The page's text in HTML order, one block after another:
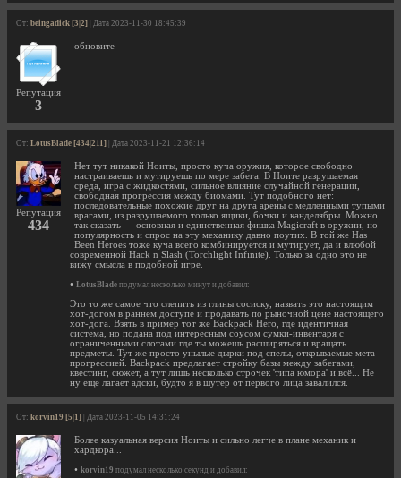
От: beingadick [3|2] | Дата 2023-11-30 18:45:39
Репутация
3
обновите
От: LotusBlade [434|211] | Дата 2023-11-21 12:36:14
Репутация
434
Нет тут никакой Ноиты, просто куча оружия, которое свободно
настраиваешь и мутируешь по мере забега. В Ноите разрушаемая
среда, игра с жидкостями, сильное влияние случайной генерации,
свободная прогрессия между биомами. Тут подобного нет:
последовательные похожие друг на друга арены с медленными тупыми
врагами, из разрушаемого только ящики, бочки и канделябры. Можно
так сказать — основная и единственная фишка Magicraft в оружии, но
популярность и спрос на эту механику давно поутих. В той же Has
Been Heroes тоже куча всего комбинируется и мутирует, да и влюбой
современной Hack n Slash (Torchlight Infinite). Только за одно это не
вижу смысла в подобной игре.
• LotusBlade подумал несколько минут и добавил:
Это то же самое что слепить из глины сосиску, назвать это настоящим
хот-догом в раннем доступе и продавать по рыночной цене настоящего
хот-дога. Взять в пример тот же Backpack Hero, где идентичная
система, но подана под интересным соусом сумки-инвентаря с
ограниченными слотами где ты можешь расширяться и вращать
предметы. Тут же просто унылые дырки под спелы, открываемые мета-
прогрессией. Backpack предлагает стройку базы между забегами,
квестинг, сюжет, а тут лишь несколько строчек 'типа юмора' и всё... Не
ну ещё лагает адски, будто я в шутер от первого лица завалился.
От: korvin19 [5|1] | Дата 2023-11-05 14:31:24
Более казуальная версия Ноиты и сильно легче в плане механик и
хардкора...
• korvin19 подумал несколько секунд и добавил: